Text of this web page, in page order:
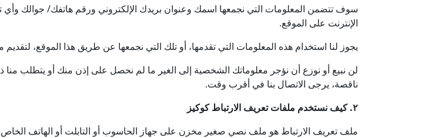
سوف تتضمن المعلومات التي نجمعها اسمك وعنوان بريدك الإلكتروني ورقم هاتفك/ جوالك
الإنترنت على الموقع.
يجوز لنا استخدام هذه المعلومات التي تقدمها، أو تلك التي نجمعها عن طريق هذا الموقع،
لن نبيع أو نوزع أن نؤجر معلوماتك الشخصية إلى الغير ما لم نحصل على إذن منك أو يتطلب
ناقصة، يرجى الاتصال بنا في أقرب وقت.
٢. كيف نستخدم ملفات تعريف الارتباط كوكيز
ملف تعريف الارتباط هو ملف نصي صغير مخزن على جهاز الحاسوب أو التابلت أو الهاتف